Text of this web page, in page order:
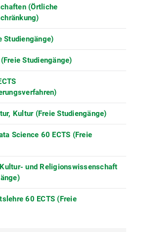
Maximilians-Universität
für den
vom 29. Oktober
18 KB)
zur Änderung der
und Studienordnung der
Maximilians-Universität
für den
vom 28. Oktober
20 KB)
und Studienordnung der
Maximilians-Universität
für den
vom 16. März 2010
169 KB)
Satzung zur Änderung der
und Studienordnung der
(Örtliche
Studiengänge)
Studiengänge)
Kultur (Freie Studiengänge)
Science 60 ECTS (Freie
und Religionswissenschaft
60 ECTS (Freie